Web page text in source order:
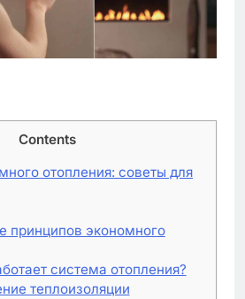
Contents
отопления: советы для
принципов экономного
система отопления?
теплоизоляции